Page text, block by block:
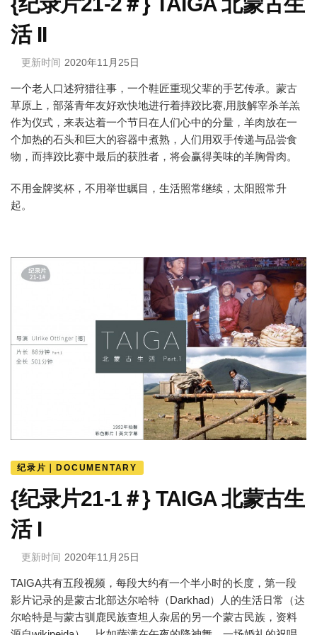
活 II
更新时间 2020年11月25日
一个老人口述狩猎往事，一个鞋匠重现父辈的手艺传承。蒙古
草原上，部落青年友好欢快地进行着摔跤比赛,用肢解宰杀羊羔
作为仪式，来表达着一个节日在人们心中的分量，羊肉放在一
个加热的石头和巨大的容器中煮熟，人们用双手传递与品尝食
物，而摔跤比赛中最后的获胜者，将会赢得美味的羊胸骨肉。
不用金牌奖杯，不用举世瞩目，生活照常继续，太阳照常升
起。
纪录片｜DOCUMENTARY
{纪录片21-1＃} TAIGA 北蒙古生
活 I
更新时间 2020年11月25日
TAIGA共有五段视频，每段大约有一个半小时的长度，第一段
影片记录的是蒙古北部达尔哈特（Darkhad）人的生活日常（达
尔哈特是与蒙古驯鹿民族查坦人杂居的另一个蒙古民族，资料